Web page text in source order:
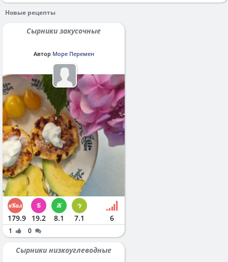
Новые рецепты
Сырники закусочные
Автор Море Перемен
179.9 19.2 8.1 7.1 6
1 0
Сырники низкоуглеводные